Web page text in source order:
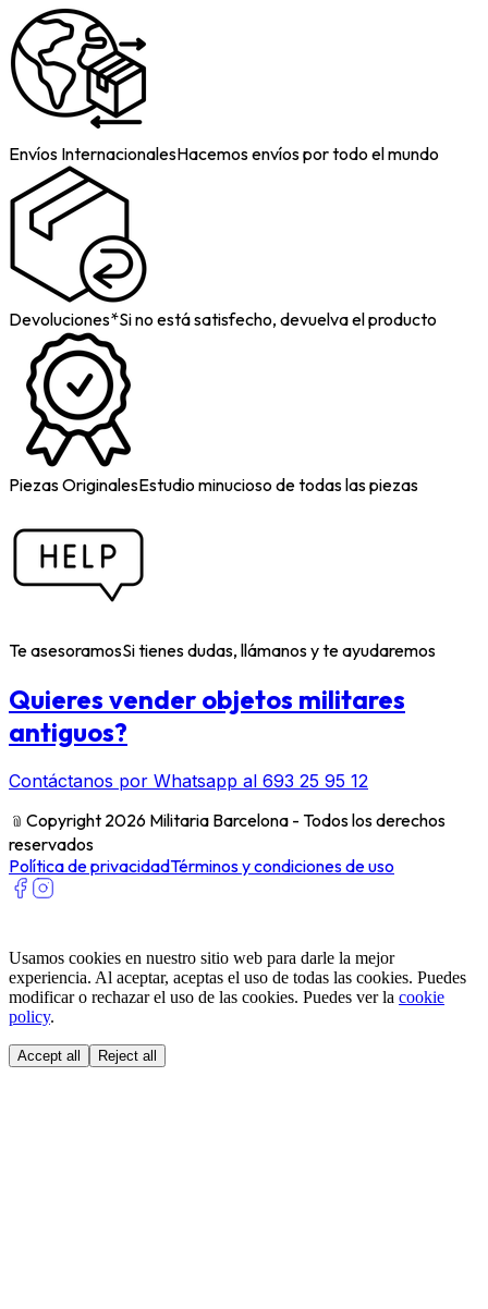
Envíos InternacionalesHacemos envíos por todo el mundo
Devoluciones*Si no está satisfecho, devuelva el producto
Piezas OriginalesEstudio minucioso de todas las piezas
Te asesoramosSi tienes dudas, llámanos y te ayudaremos
Quieres vender objetos militares
antiguos?
Contáctanos por Whatsapp al 693 25 95 12
﹫ Copyright 2026 Militaria Barcelona - Todos los derechos
reservados
Política de privacidadTérminos y condiciones de uso
Usamos cookies en nuestro sitio web para darle la mejor
experiencia. Al aceptar, aceptas el uso de todas las cookies. Puedes
modificar o rechazar el uso de las cookies. Puedes ver la cookie
policy.
Accept all Reject all